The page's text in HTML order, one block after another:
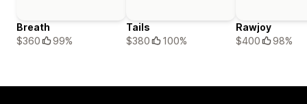
Breath
$360
99%
Tails
$380
100%
Rawjoy
$400
98%